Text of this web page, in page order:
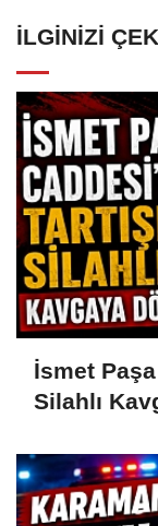
İLGINIZI
İsmet
Silahlı